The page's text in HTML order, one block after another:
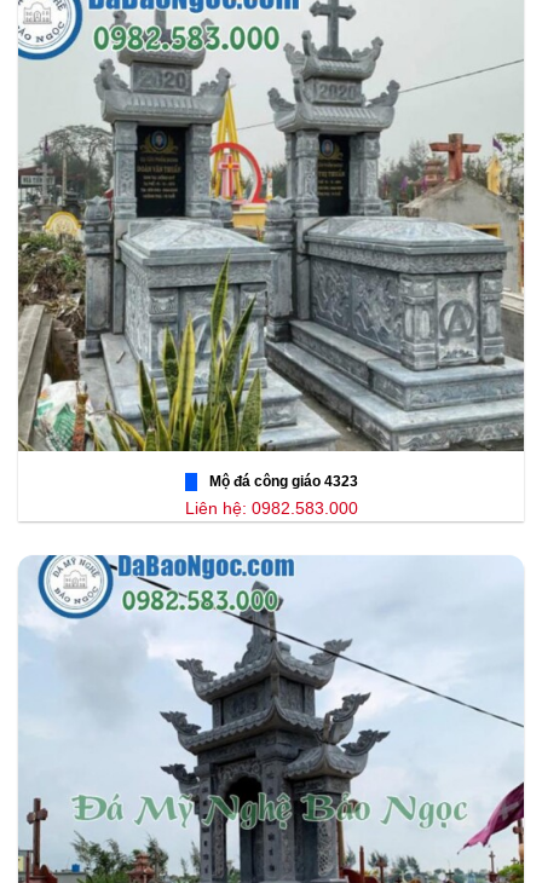
Mộ đá công giáo 4323
Liên hệ: 0982.583.000